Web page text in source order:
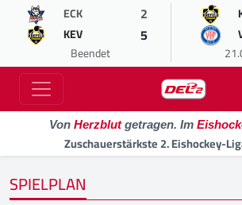
ECK 2
KEV 5
Beendet
Von Herzblutgetragen. Im
Zuschauerstärkste 2. Eishockey-
SPIELPLAN